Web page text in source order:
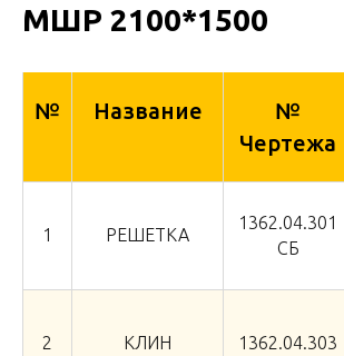
МШР 2100*1500
№ Название
№
Чертежа
1 РЕШЕТКА
1362.04.301
СБ
2 КЛИН 1362.04.303